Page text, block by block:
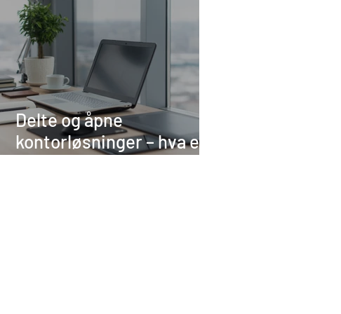
Delte og åpne
kontorløsninger – hva er